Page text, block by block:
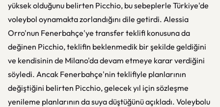
yüksek olduğunu belirten Picchio, bu sebeplerle Türkiye'de
voleybol oynamakta zorlandığını dile getirdi. Alessia
Orro'nun Fenerbahçe'ye transfer teklifi konusuna da
değinen Picchio, teklifin beklenmedik bir şekilde geldiğini
ve kendisinin de Milano'da devam etmeye karar verdiğini
söyledi. Ancak Fenerbahçe'nin teklifiyle planlarının
değiştiğini belirten Picchio, gelecek yıl için sözleşme
yenileme planlarının da suya düştüğünü açıkladı. Voleybolu